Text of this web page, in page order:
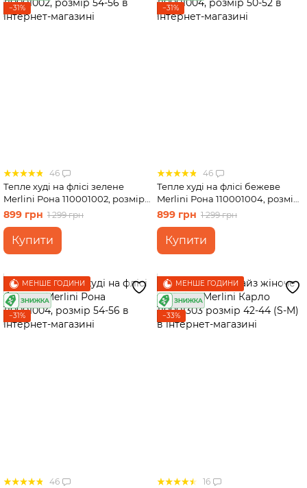
−31%
46
Тепле худі на флісі зелене
Merlini Рона 110001002, розмір
54-56
899 грн 1 299 грн
Купити
−31%
46
Тепле худі на флісі бежеве
Merlini Рона 110001004, розмір
50-52
899 грн 1 299 грн
Купити
МЕНШЕ ГОДИНИ
−31%
46
МЕНШЕ ГОДИНИ
−33%
16